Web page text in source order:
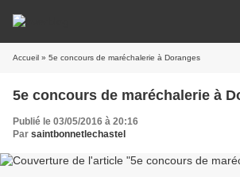
Accueil » 5e concours de maréchalerie à Doranges
5e concours de maréchalerie à
Publié le 03/05/2016 à 20:16
Par saintbonnetlechastel